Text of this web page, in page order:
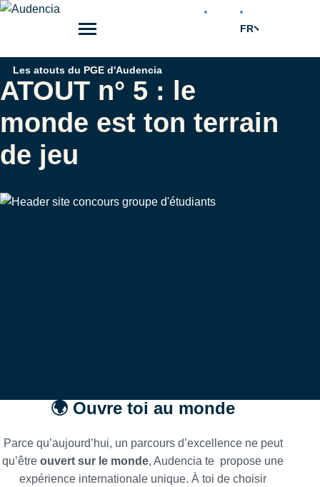
Aller
FR
d'Ariane
Les atouts du PGE d'Audencia
ATOUT n° 5 : le
monde est ton terrain
de jeu
🌍 Ouvre toi au monde
Parce qu’aujourd’hui, un parcours d’excellence ne peut
qu’être ouvert sur le monde, Audencia te propose une
expérience internationale unique. À toi de choisir